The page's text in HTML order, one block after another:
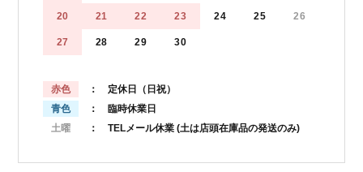
20 21 22 23 24 25 26
27 28 29 30
赤色
： 定休日（日祝）
青色
： 臨時休業日
土曜
： TELメール休業 (土は店頭在庫品の発送のみ)